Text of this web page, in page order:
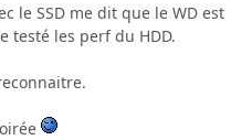
le SSD me dit que le WD est
testé les perf du HDD.